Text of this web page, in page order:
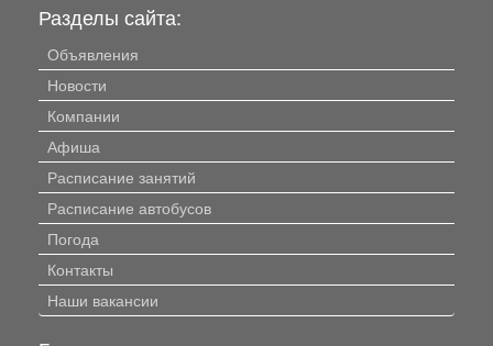
Разделы сайта:
Объявления
Новости
Компании
Афиша
Расписание занятий
Расписание автобусов
Погода
Контакты
Наши вакансии